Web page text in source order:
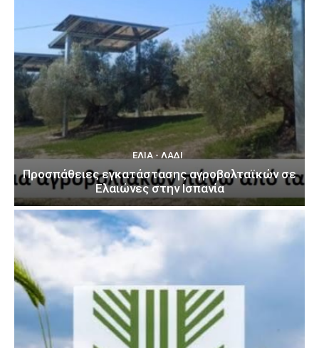
ΕΛΙΆ - ΛΆΔΙ
Προσπάθειες εγκατάστασης αγροβολταϊκών σε
Ελαιώνες στην Ισπανία